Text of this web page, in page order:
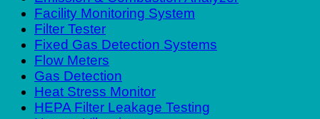
Facility Monitoring System
Filter Tester
Fixed Gas Detection Systems
Flow Meters
Gas Detection
Heat Stress Monitor
HEPA Filter Leakage Testing